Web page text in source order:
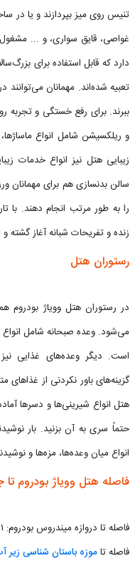
تنیس روی میز بپردازند و یا در
غواصی، قایق سواری، و ...
دارد که قابل استفاده برای
تعبیه شده‌اند. مهمانان می‌توانند
ببرند. برای رفع خستگی و تجربه
و ریلکسیشن شامل انواع
زیبایی هتل نیز انواع خدمات
سالن بدنسازی هم برای مهمانان
را به طور مرتب انجام دهند. با
زنده و تفریحات شبانه آغاز
رستوران هتل
در رستوران هتل وویاژ بودروم
می‌شود. وعده صبحانه شامل
است. دیگر وعده‌های غذایی
گزینه‌های باور نکردنی از غذاهای
هتل انواع شیرینی‌ها و دسرها
حتماً سری به آن بزنید. بار
انواع میان وعده‌ها، مزه‌ها و
فاصله هتل وویاژ بودروم
فاصله تا دروازه میندروس بودروم: ۱٫۱ کیلومتر
فاصله تاموزه باستان شناسی زیر